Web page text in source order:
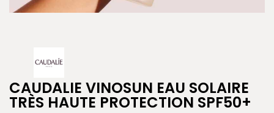
CAUDALIE VINOSUN EAU SOLAIRE
TRÈS HAUTE PROTECTION SPF50+